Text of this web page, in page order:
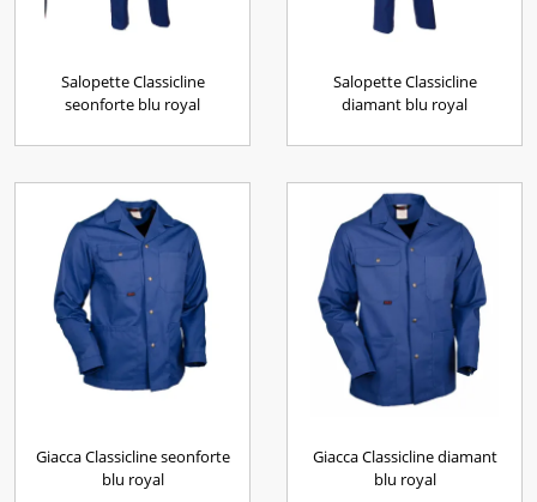
Salopette Classicline
seonforte blu royal
Salopette Classicline
diamant blu royal
Giacca Classicline seonforte
blu royal
Giacca Classicline diamant
blu royal